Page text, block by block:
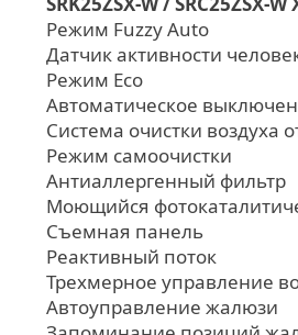
Режим Fuzzy Auto
Датчик активности
Режим Eco
Автоматическое
Система очистки воздуха
Режим самоочистки
Антиаллергенный фильтр
Моющийся
Съемная панель
Реактивный поток
Трехмерное управление
Автоуправление жалюзи